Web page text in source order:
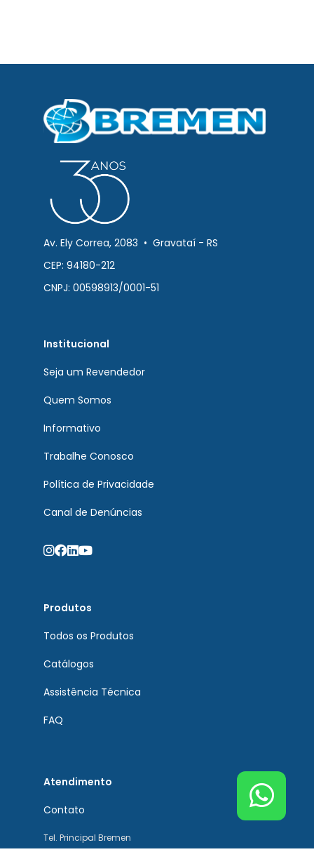
Av. Ely Correa, 2083 • Gravataí - RS
CEP: 94180-212
CNPJ: 00598913/0001-51
Institucional
Seja um Revendedor
Quem Somos
Informativo
Trabalhe Conosco
Política de Privacidade
Canal de Denúncias
Produtos
Todos os Produtos
Catálogos
Assistência Técnica
FAQ
Atendimento
Contato
Tel. Principal Bremen